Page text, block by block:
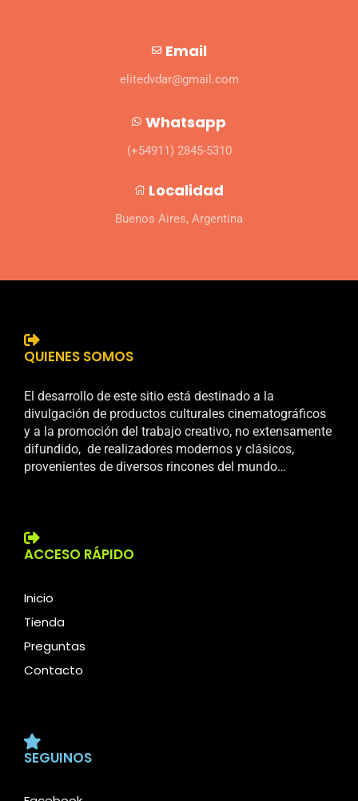
Email
elitedvdar@gmail.com
Whatsapp
(+54911) 2845-5310
Localidad
Buenos Aires, Argentina
QUIENES SOMOS
El desarrollo de este sitio está destinado a la
divulgación de productos culturales cinematográficos
y a la promoción del trabajo creativo, no extensamente
difundido, de realizadores modernos y clásicos,
provenientes de diversos rincones del mundo…
ACCESO RÁPIDO
Inicio
Tienda
Preguntas
Contacto
SEGUINOS